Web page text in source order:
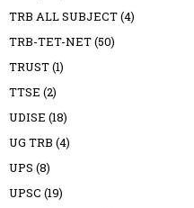
TRB ALL SUBJECT(4)
TRB-TET-NET(50)
TRUST(1)
TTSE (2)
UDISE (18)
UG TRB (4)
UPS (8)
UPSC (19)